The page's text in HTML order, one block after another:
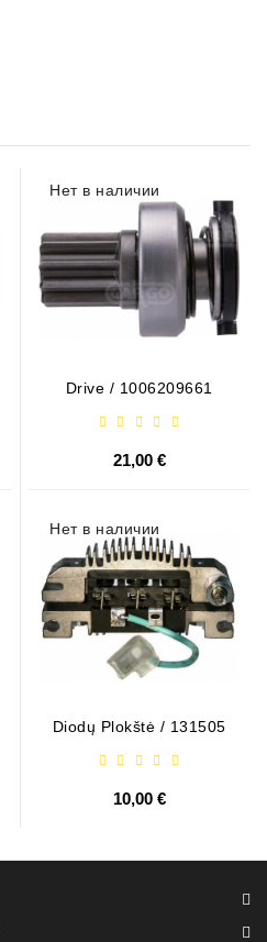
Нет в наличии
Drive / 1006209661
21,00 €
Нет в наличии
Diodų Plokštė / 131505
10,00 €